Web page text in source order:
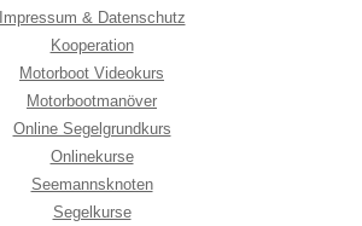
Impressum & Datenschutz
Kooperation
Motorboot Videokurs
Motorbootmanöver
Online Segelgrundkurs
Onlinekurse
Seemannsknoten
Segelkurse